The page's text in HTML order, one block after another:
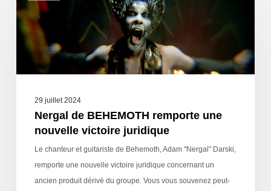
29 juillet 2024
Nergal de BEHEMOTH remporte une
nouvelle victoire juridique
Le chanteur et guitariste de Behemoth, Adam "Nergal" Darski,
remporte une nouvelle victoire juridique concernant un
ancien produit dérivé du groupe. Vous vous souvenez peut-